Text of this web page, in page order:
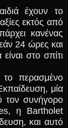
έχουν το
εκτός από
κανένας
24 ώρες και
στο σπίτι
το περασμένο
μία
τον συνήγορο
η Bartholet
και αυτό